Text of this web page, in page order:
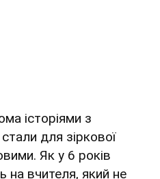
історіями з
для зіркової
Як у 6 років
на вчителя, який не